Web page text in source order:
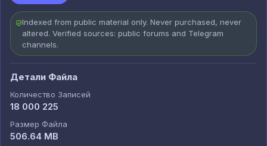
Indexed from public material only. Never purchased, never
altered. Verified sources: public forums and Telegram
channels.
Детали Файла
Количество Записей
18 000 225
Размер Файла
506.64 MB